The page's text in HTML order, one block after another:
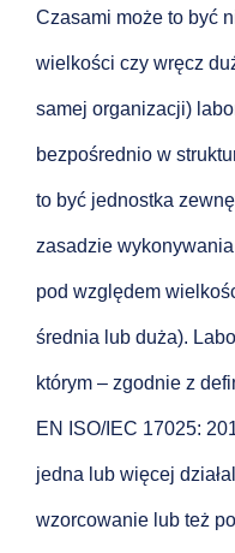
Czasami może to być
wielkości czy wręcz
samej organizacji)
bezpośrednio w
to być jednostka
zasadzie
pod względem
średnia lub duża).
którym – zgodnie z
EN ISO/IEC 17025:
jedna lub więcej
wzorcowanie lub też